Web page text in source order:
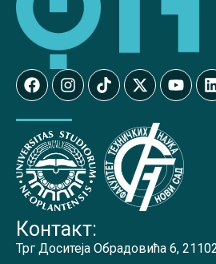
Контакт:
Трг Доситеја Обрадовића 6,